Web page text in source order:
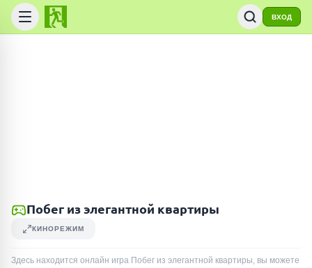
ВХОД
Побег из элегантной квартиры
КИНОРЕЖИМ
Здесь находится онлайн игра Побег из элегантной квартиры, вы можете